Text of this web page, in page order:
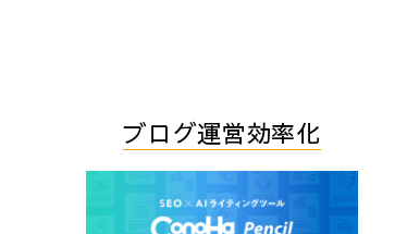
ブログ運営効率化